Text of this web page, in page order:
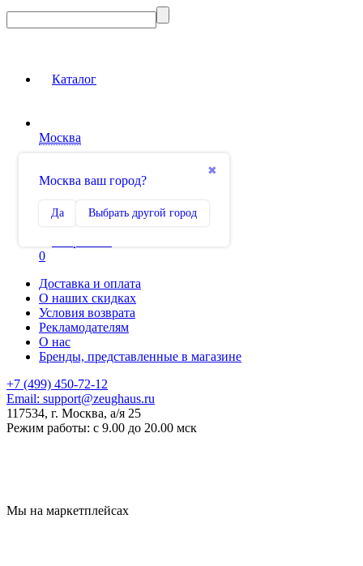
Каталог
Москва
✖
Москва ваш город?
Да Выбрать другой город
Сравнение
0
Доставка и оплата
О наших скидках
Условия возврата
Рекламодателям
О нас
Бренды, представленные в магазине
+7 (499) 450-72-12
Email: support@zeughaus.ru
117534, г. Москва, а/я 25
Режим работы: с 9.00 до 20.00 мск
Мы на маркетплейсах